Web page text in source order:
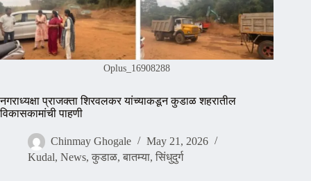
Oplus_16908288
नगराध्यक्षा प्राजक्ता शिरवलकर यांच्याकडून कुडाळ शहरातील
विकासकामांची पाहणी
Chinmay Ghogale
May 21, 2026
Kudal, News, कुडाळ, बातम्या, सिंधुदुर्ग